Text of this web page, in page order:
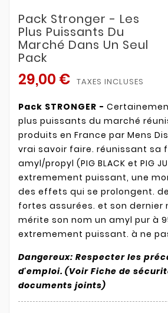
Pack Stronger - Les
Plus Puissants Du
Marché Dans Un Seul
Pack
29,00 € TAXES INCLUSES
Pack STRONGER -
plus puissants du marché
produits en France par Mens
vrai savoir faire. réunissant sa
amyl/propyl (PIG BLACK et PIG
extremement puissant, une
des effets qui se prolongent.
fortes assurées. et son dernier
mérite son nom un amyl pur à
extremement puissant. à ne
Dangereux: Respecter les
d'emploi. (Voir Fiche de
documents joints)